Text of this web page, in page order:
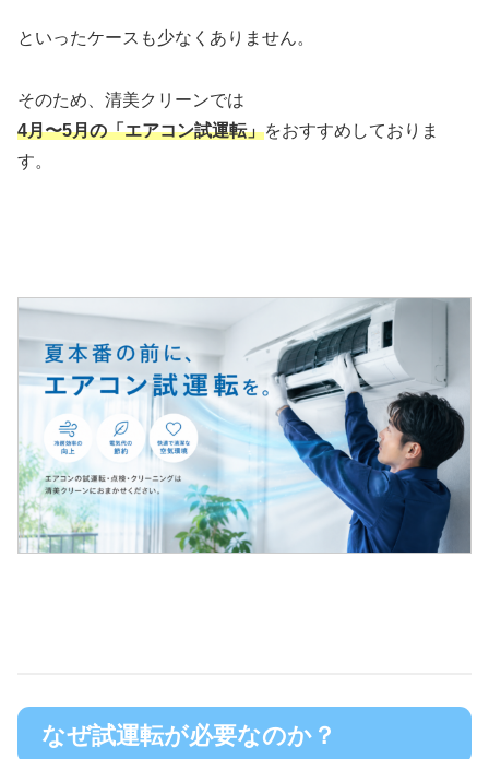
といったケースも少なくありません。
そのため、清美クリーンでは
4月〜5月の「エアコン試運転」をおすすめしておりま
す。
なぜ試運転が必要なのか？